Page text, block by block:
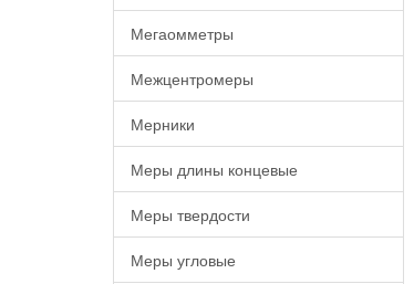
Мегаомметры
Межцентромеры
Мерники
Меры длины концевые
Меры твердости
Меры угловые